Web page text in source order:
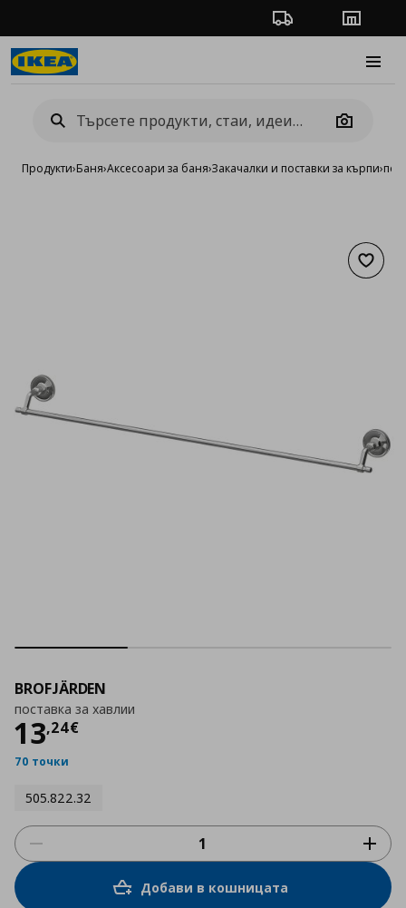
Проследяване на
Camera
Продукти›Баня›Аксесоари за баня›Закачалки и поставки за кърпи›
BROFJÄRDEN
поставка за хавлии
13,24€
Цена
70 точки
505.822.32
Добави в кошницата